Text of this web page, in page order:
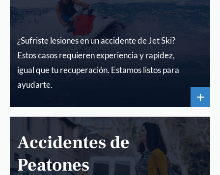
¿Sufriste lesiones en un accidente de Jet Ski?
Estos casos requieren experiencia y rapidez,
igual que tu recuperación. Estamos listos para
ayudarte.
Accidentes de
Peatones